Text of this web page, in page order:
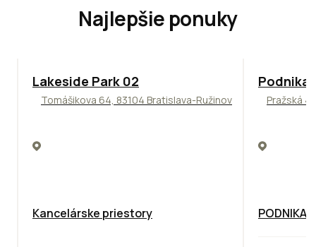
Najlepšie ponuky
ODPORÚČAME
Lakeside Park 02
Tomášikova 64, 83104 Bratislava-Ružinov
Kancelárske priestory
Pražská